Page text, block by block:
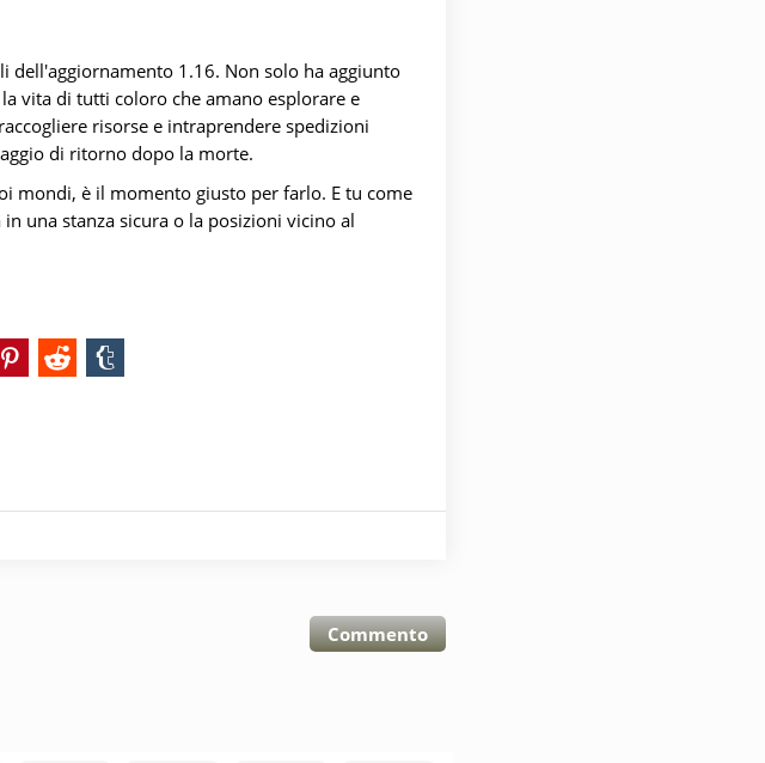
dell'aggiornamento 1.16. Non solo ha aggiunto
vita di tutti coloro che amano esplorare e
risorse e intraprendere spedizioni
di ritorno dopo la morte.
mondi, è il momento giusto per farlo. E tu come
una stanza sicura o la posizioni vicino al
Commento